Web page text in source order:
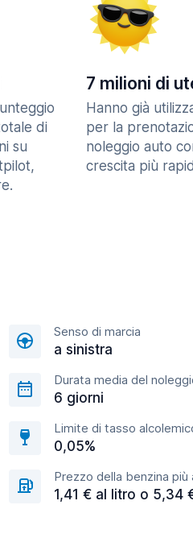
di
su
7 milioni di
Hanno già
per la
noleggio auto
crescita più
Senso di marcia
a sinistra
Durata media del
6 giorni
Limite di tasso
0,05%
Prezzo della benzina più
1,41 € al litro o 5,34